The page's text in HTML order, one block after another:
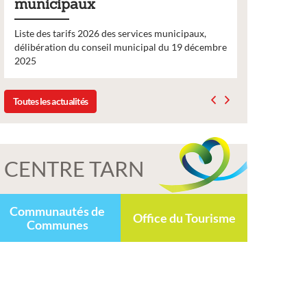
municipaux
Liste des tarifs 2026 des services municipaux,
délibération du conseil municipal du 19 décembre
2025
Toutes les actualités
CENTRE TARN
Communautés de
Communes
Office du Tourisme